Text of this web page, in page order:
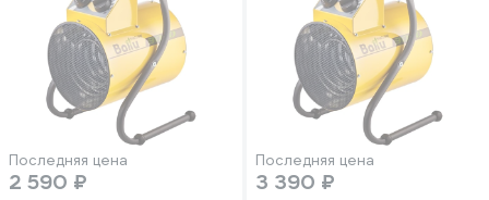
Последняя цена
2 590 ₽
Последняя цена
3 390 ₽